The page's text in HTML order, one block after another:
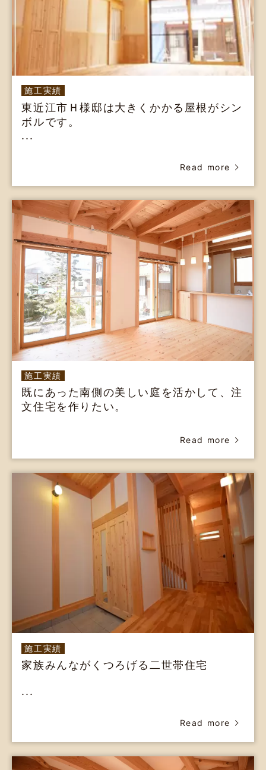
施工実績
東近江市Ｈ様邸は大きくかかる屋根がシン
ボルです。
...
Read more
施工実績
既にあった南側の美しい庭を活かして、注
文住宅を作りたい。
Read more
施工実績
家族みんながくつろげる二世帯住宅
...
Read more